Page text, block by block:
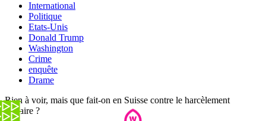
International
Politique
Etats-Unis
Donald Trump
Washington
Crime
enquête
Drame
Rien à voir, mais que fait-on en Suisse contre le harcèlement
scolaire ?